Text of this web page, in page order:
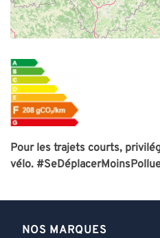
Pour les trajets courts,
vélo.
NOS MARQUES